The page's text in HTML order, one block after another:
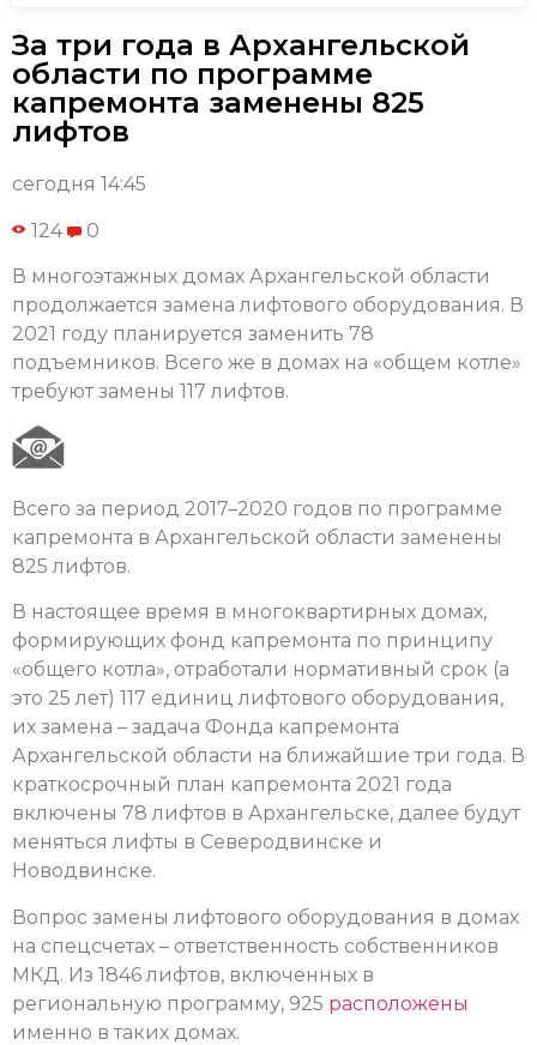
За три года в Архангельской
области по программе
капремонта заменены 825
лифтов
сегодня 14:45
124 0
В многоэтажных домах Архангельской области
продолжается замена лифтового оборудования. В
2021 году планируется заменить 78
подъемников. Всего же в домах на «общем котле»
требуют замены 117 лифтов.
Всего за период 2017–2020 годов по программе
капремонта в Архангельской области заменены
825 лифтов.
В настоящее время в многоквартирных домах,
формирующих фонд капремонта по принципу
«общего котла», отработали нормативный срок (а
это 25 лет) 117 единиц лифтового оборудования,
их замена – задача Фонда капремонта
Архангельской области на ближайшие три года. В
краткосрочный план капремонта 2021 года
включены 78 лифтов в Архангельске, далее будут
меняться лифты в Северодвинске и
Новодвинске.
Вопрос замены лифтового оборудования в домах
на спецсчетах – ответственность собственников
МКД. Из 1846 лифтов, включенных в
региональную программу, 925 расположены
именно в таких домах.